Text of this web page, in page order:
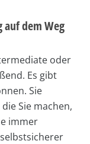
dem Weg
oder
Es gibt
Sie
Sie machen,
immer